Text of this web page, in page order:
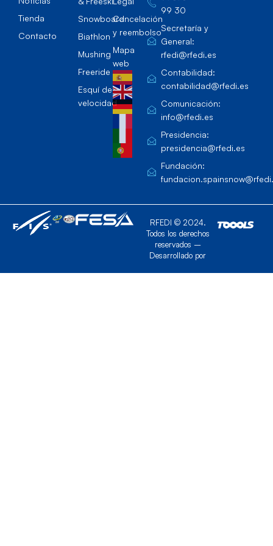
Tienda
Contacto
Snowboard
Biathlon
Mushing
Freeride
Esquí de
velocidad
Cancelación
y reembolso
Mapa
web
99 30
Secretaría y
General:
rfedi@rfedi.es
Contabilidad:
contabilidad@rfedi.es
Comunicación:
info@rfedi.es
Presidencia:
presidencia@rfedi.es
Fundación:
RFEDI © 2024.
Todos los derechos
reservados –
Desarrollado por